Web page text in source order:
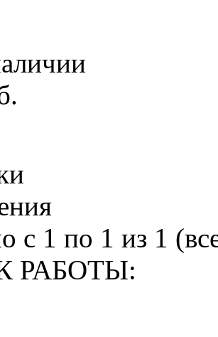
с 1 по 1 из 1
РАБОТЫ: